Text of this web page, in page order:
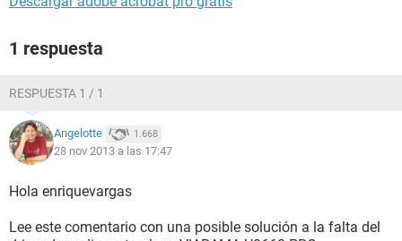
1 respuesta
RESPUESTA 1 / 1
Angelotte 1.668
28 nov 2013 a las 17:47
Hola enriquevargas
Lee este comentario con una posible solución a la falta del